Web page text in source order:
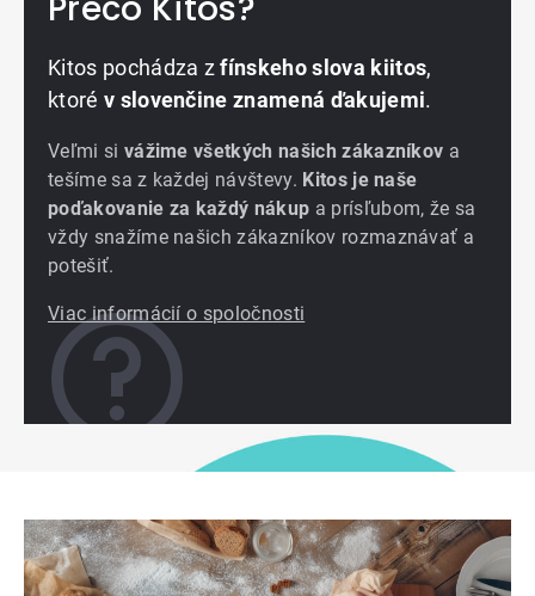
Kitos pochádza zfínskeho slova kiitos,
ktoré v slovenčine znamená ďakujemi.
Veľmi si vážime všetkých našich zákazníkov a
tešíme sa z každej návštevy. Kitos je naše
poďakovanie za každý nákup a prísľubom, že sa
vždy snažíme našich zákazníkov rozmaznávať a
potešiť.
Viac informácií o spoločnosti